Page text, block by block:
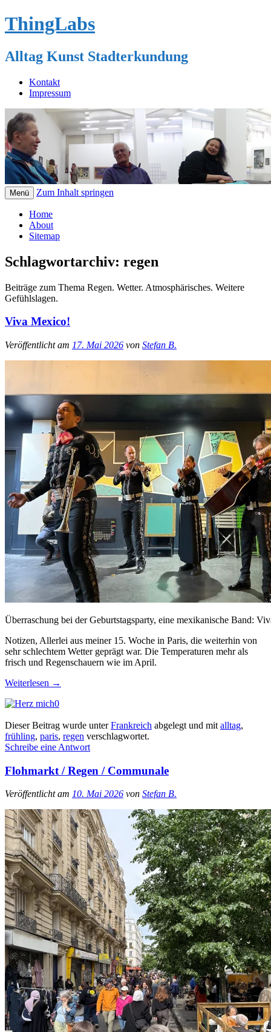
ThingLabs
Alltag Kunst Stadterkundung
Kontakt
Impressum
Menü Zum Inhalt springen
Home
About
Sitemap
Schlagwortarchiv: regen
Beiträge zum Thema Regen. Wetter. Atmosphärisches. Weitere
Gefühlslagen.
Viva Mexico!
Veröffentlicht am 17. Mai 2026 von Stefan B.
Überraschung bei der Geburtstagsparty, eine mexikanische Band:
Notizen, Allerlei aus meiner 15. Woche in Paris, die weiterhin von
sehr schlechtem Wetter geprägt war. Die Temperaturen mehr als
frisch und Regenschauern wie im April.
Weiterlesen →
0
Dieser Beitrag wurde unterFrankreich abgelegt und mit alltag,
frühling, paris, regen verschlagwortet.
Schreibe eine Antwort
Flohmarkt / Regen / Communale
Veröffentlicht am 10. Mai 2026 von Stefan B.